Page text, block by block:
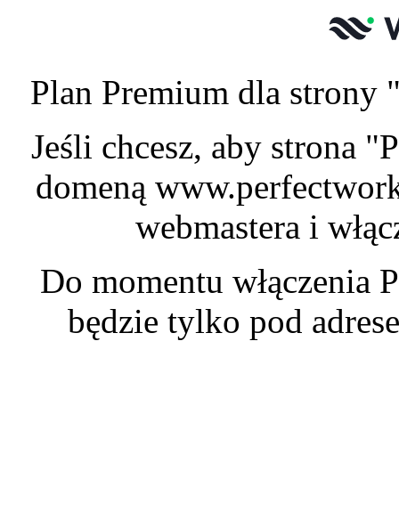
Plan Premium dla strony
Jeśli chcesz, aby strona
domeną
webmastera i
Do momentu włączenia
będzie tylko pod